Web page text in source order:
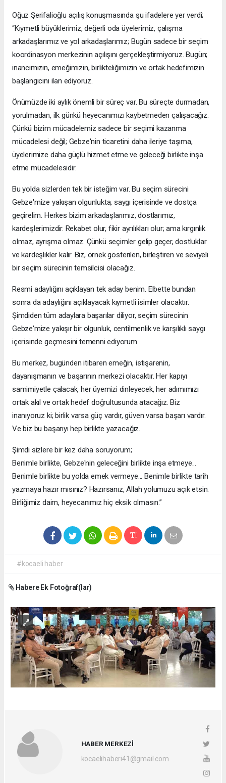
Oğuz Şerifalioğlu açılış konuşmasında şu ifadelere yer verdi;
“Kıymetli büyüklerimiz, değerli oda üyelerimiz, çalışma
arkadaşlarımız ve yol arkadaşlarımız; Bugün sadece bir seçim
koordinasyon merkezinin açılışını gerçekleştirmiyoruz. Bugün;
inancımızın, emeğimizin, birlikteliğimizin ve ortak hedefimizin
başlangıcını ilan ediyoruz.
Önümüzde iki aylık önemli bir süreç var. Bu süreçte durmadan,
yorulmadan, ilk günkü heyecanımızı kaybetmeden çalışacağız.
Çünkü bizim mücadelemiz sadece bir seçimi kazanma
mücadelesi değil; Gebze'nin ticaretini daha ileriye taşıma,
üyelerimize daha güçlü hizmet etme ve geleceği birlikte inşa
etme mücadelesidir.
Bu yolda sizlerden tek bir isteğim var. Bu seçim sürecini
Gebze'mize yakışan olgunlukta, saygı içerisinde ve dostça
geçirelim. Herkes bizim arkadaşlarımız, dostlarımız,
kardeşlerimizdir. Rekabet olur, fikir ayrılıkları olur; ama kırgınlık
olmaz, ayrışma olmaz. Çünkü seçimler gelip geçer, dostluklar
ve kardeşlikler kalır. Biz, örnek gösterilen, birleştiren ve seviyeli
bir seçim sürecinin temsilcisi olacağız.
Resmi adaylığını açıklayan tek aday benim. Elbette bundan
sonra da adaylığını açıklayacak kıymetli isimler olacaktır.
Şimdiden tüm adaylara başarılar diliyor, seçim sürecinin
Gebze'mize yakışır bir olgunluk, centilmenlik ve karşılıklı saygı
içerisinde geçmesini temenni ediyorum.
Bu merkez, bugünden itibaren emeğin, istişarenin,
dayanışmanın ve başarının merkezi olacaktır. Her kapıyı
samimiyetle çalacak, her üyemizi dinleyecek, her adımımızı
ortak akıl ve ortak hedef doğrultusunda atacağız. Biz
inanıyoruz ki; birlik varsa güç vardır, güven varsa başarı vardır.
Ve biz bu başarıyı hep birlikte yazacağız.
Şimdi sizlere bir kez daha soruyorum;
Benimle birlikte, Gebze'nin geleceğini birlikte inşa etmeye...
Benimle birlikte bu yolda emek vermeye... Benimle birlikte tarih
yazmaya hazır mısınız? Hazırsanız, Allah yolumuzu açık etsin.
Birliğimiz daim, heyecanımız hiç eksik olmasın.”
#kocaeli haber
Habere Ek Fotoğraf(lar)
HABER MERKEZİ
kocaelihaberi41@gmail.com